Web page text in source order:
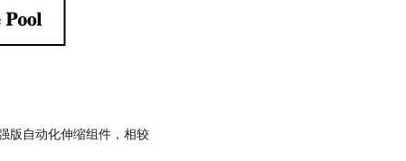
版自动化伸缩组件，相较